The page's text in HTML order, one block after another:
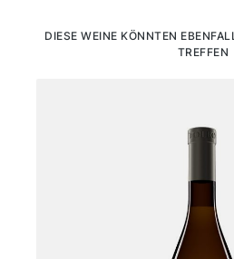
Produktgalerie überspringen
DIESE WEINE KÖNNTEN
TREFFEN